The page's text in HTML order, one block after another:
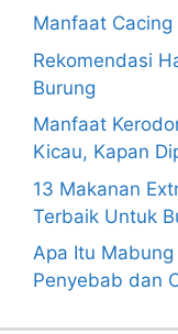
Manfaat
Rekomendasi
Burung
Manfaat
Kicau, Kapan
13 Makanan
Terbaik Untuk
Apa Itu
Penyebab dan